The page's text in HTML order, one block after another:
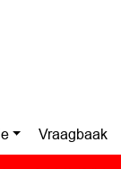
Vraagbaak